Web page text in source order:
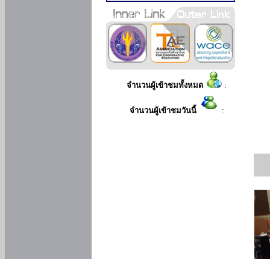
จำนวนผู้เข้าชมทั้งหมด :
จำนวนผู้เข้าชมวันนี้ :